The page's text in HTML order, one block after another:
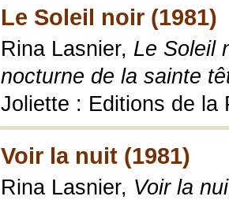
Le Soleil noir (1981)
Rina Lasnier, Le Soleil
nocturne de la sainte
Joliette : Editions de la
Voir la nuit (1981)
Rina Lasnier, Voir la